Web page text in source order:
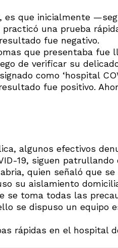
que inicialmente
una prueba
fue negativo.
que presentaba fue
de verificar su
como ‘hospital
fue positivo.
algunos efectivos
19, siguen
quien señaló que
su aislamiento
se toma todas las
se dispuso un equipo
rápidas en el hospital